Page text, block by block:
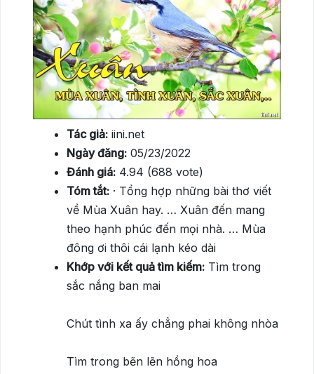
Tác giả: iini.net
Ngày đăng: 05/23/2022
Đánh giá: 4.94 (688 vote)
Tóm tắt: · Tổng hợp những bài thơ viết
về Mùa Xuân hay. … Xuân đến mang
theo hạnh phúc đến mọi nhà. … Mùa
đông ơi thôi cái lạnh kéo dài
Khớp với kết quả tìm kiếm: Tìm trong
sắc nắng ban mai
Chút tình xa ấy chẳng phai không nhòa
Tìm trong bẽn lẽn hồng hoa